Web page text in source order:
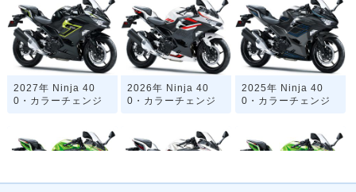
2027年 Ninja 40
0・カラーチェンジ
2026年 Ninja 40
0・カラーチェンジ
2025年 Ninja 40
0・カラーチェンジ